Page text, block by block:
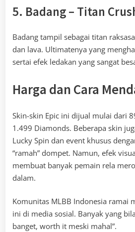
5. Badang – Titan
Badang tampil sebagai titan
dan lava. Ultimatenya yang
sertai efek ledakan yang sangat
Harga dan Cara
Skin-skin Epic ini dijual mulai dari
1.499 Diamonds. Beberapa skin
Lucky Spin dan event khusus
“ramah” dompet. Namun, efek
membuat banyak pemain rela
dalam.
Komunitas MLBB Indonesia ramai
ini di media sosial. Banyak yang
banget, worth it meski mahal”.